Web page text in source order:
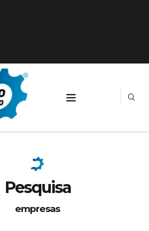
Pesquisa
empresas